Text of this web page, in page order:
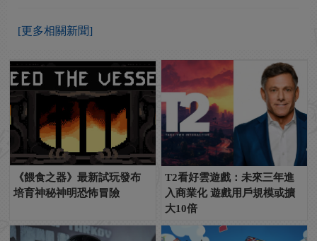
[更多相關新聞]
《餵食之器》最新試玩發布
培育神秘神明恐怖冒險
T2看好雲遊戲：未來三年進
入商業化 遊戲用戶規模或擴
大10倍